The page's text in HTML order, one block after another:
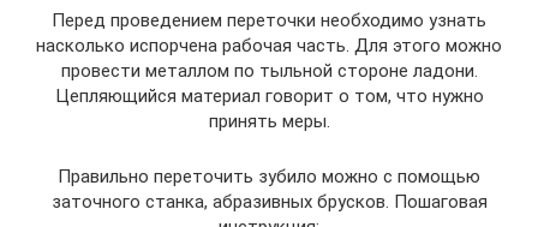
Перед проведением переточки необходимо узнать
насколько испорчена рабочая часть. Для этого можно
провести металлом по тыльной стороне ладони.
Цепляющийся материал говорит о том, что нужно
принять меры.
Правильно переточить зубило можно с помощью
заточного станка, абразивных брусков. Пошаговая